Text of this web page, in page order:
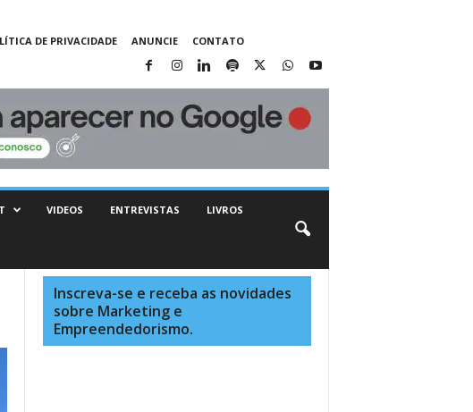
DE PRIVACIDADE ANUNCIE CONTATO
VIDEOS ENTREVISTAS LIVROS
Inscreva-se e receba as novidades
sobre Marketing e
Empreendedorismo.